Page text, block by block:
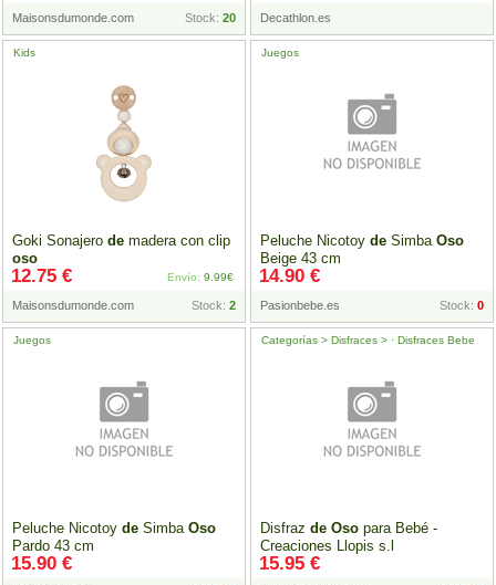
Maisonsdumonde.com Stock: 20 Decathlon.es
Goki Sonajero de madera con clip
oso
Kids
Maisonsdumonde.com Stock: 2
12.75 € Envío: 9.99€
Peluche Nicotoy de Simba Oso
Beige 43 cm
Juegos
Pasionbebe.es Stock: 0
14.90 €
Peluche Nicotoy de Simba Oso
Pardo 43 cm
Juegos
15.90 €
Disfraz de Oso para Bebé -
Creaciones Llopis s.l
Categorías > Disfraces > · Disfraces Bebe
15.95 €